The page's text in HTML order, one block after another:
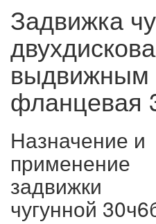
Задвижка
фланцевая
Назначение и
применение
задвижки
чугунной